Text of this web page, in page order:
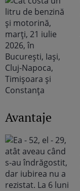
Avantaje